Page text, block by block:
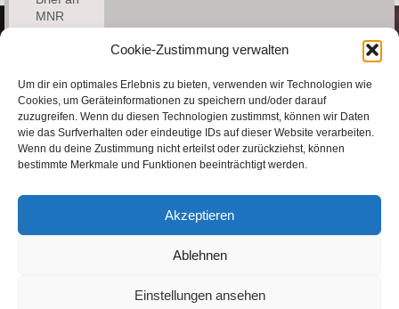
Cookie-Zustimmung verwalten
Um dir ein optimales Erlebnis zu bieten, verwenden wir Technologien wie
Cookies, um Geräteinformationen zu speichern und/oder darauf
zuzugreifen. Wenn du diesen Technologien zustimmst, können wir Daten
wie das Surfverhalten oder eindeutige IDs auf dieser Website verarbeiten.
Wenn du deine Zustimmung nicht erteilst oder zurückziehst, können
bestimmte Merkmale und Funktionen beeinträchtigt werden.
Akzeptieren
Ablehnen
Einstellungen ansehen
MNR
Kontakt
Bernd
Fischer
Email:
Cookie-Richtlinie (EU)